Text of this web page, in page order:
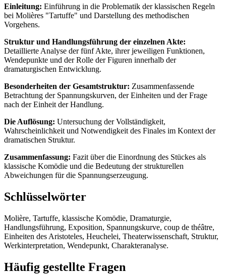
Einleitung: Einführung in die Problematik der klassischen Regeln
bei Molières "Tartuffe" und Darstellung des methodischen
Vorgehens.
Struktur und Handlungsführung der einzelnen Akte:
Detaillierte Analyse der fünf Akte, ihrer jeweiligen Funktionen,
Wendepunkte und der Rolle der Figuren innerhalb der
dramaturgischen Entwicklung.
Besonderheiten der Gesamtstruktur: Zusammenfassende
Betrachtung der Spannungskurven, der Einheiten und der Frage
nach der Einheit der Handlung.
Die Auflösung: Untersuchung der Vollständigkeit,
Wahrscheinlichkeit und Notwendigkeit des Finales im Kontext der
dramatischen Struktur.
Zusammenfassung: Fazit über die Einordnung des Stückes als
klassische Komödie und die Bedeutung der strukturellen
Abweichungen für die Spannungserzeugung.
Schlüsselwörter
Molière, Tartuffe, klassische Komödie, Dramaturgie,
Handlungsführung, Exposition, Spannungskurve, coup de théâtre,
Einheiten des Aristoteles, Heuchelei, Theaterwissenschaft, Struktur,
Werkinterpretation, Wendepunkt, Charakteranalyse.
Häufig gestellte Fragen